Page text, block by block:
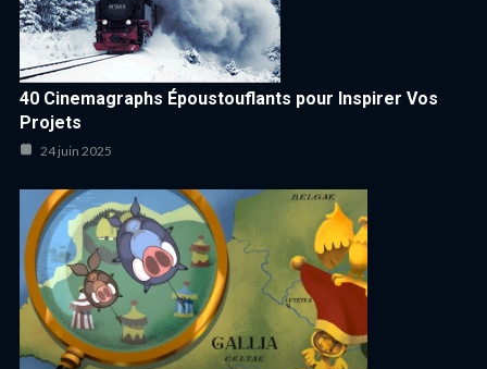
40 Cinemagraphs Époustouflants pour Inspirer Vos
Projets
24 juin 2025